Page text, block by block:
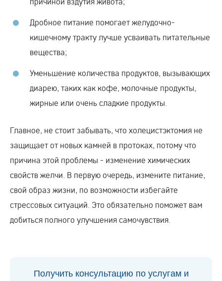
Дробное питание помогает желудочно-
кишечному тракту лучше усваивать питательные
вещества;
Уменьшение количества продуктов, вызывающих
диарею, таких как кофе, молочные продукты,
жирные или очень сладкие продукты.
Главное, не стоит забывать, что холецистэктомия не
защищает от новых камней в протоках, потому что
причина этой проблемы - изменение химических
свойств желчи. В первую очередь, измените питание,
свой образ жизни, по возможности избегайте
стрессовых ситуаций. Это обязательно поможет вам
добиться полного улучшения самочувствия.
Получить консультацию по услугам и